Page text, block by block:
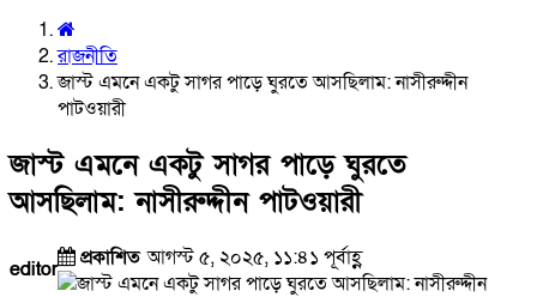
রাজনীতি
জাস্ট এমনে একটু সাগর পাড়ে ঘুরতে আসছিলাম: নাসীরুদ্দীন
পাটওয়ারী
জাস্ট এমনে একটু সাগর পাড়ে ঘুরতে
আসছিলাম: নাসীরুদ্দীন পাটওয়ারী
editor প্রকাশিতআগস্ট ৫, ২০২৫, ১১:৪১ পূর্বাহ্ণ